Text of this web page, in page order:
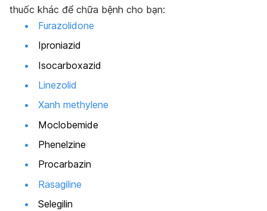
thuốc khác để chữa bệnh cho bạn:
Furazolidone
Iproniazid
Isocarboxazid
Linezolid
Xanh methylene
Moclobemide
Phenelzine
Procarbazin
Rasagiline
Selegilin